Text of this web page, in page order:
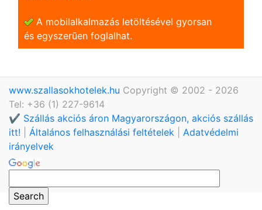
A mobilalkalmazás letöltésével gyorsan
és egyszerũen foglalhat.
www.szallasokhotelek.hu Copyright © 2002 - 2026
Tel: +36 (1) 227-9614
✔️ Szállás akciós áron Magyarországon, akciós szállás
itt!
Általános felhasználási feltételek
Adatvédelmi
irányelvek